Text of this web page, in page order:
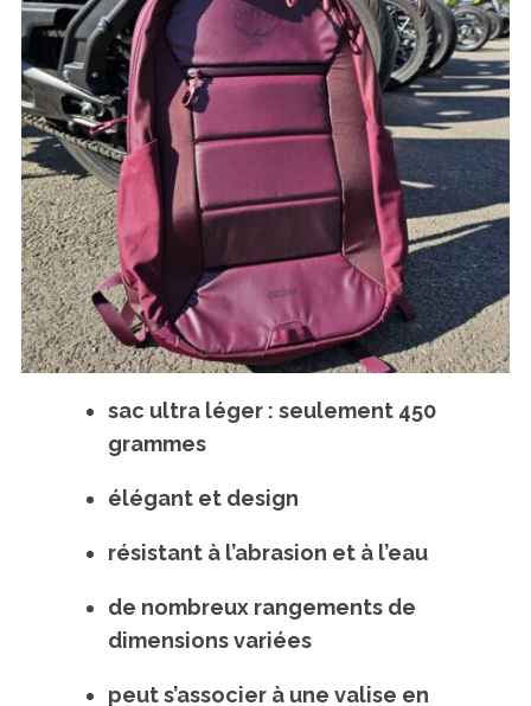
sac ultra léger : seulement 450
grammes
élégant et design
résistant à l’abrasion et à l’eau
de nombreux rangements de
dimensions variées
peut s’associer à une valise en